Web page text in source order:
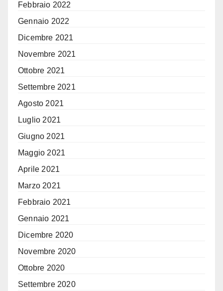
Febbraio 2022
Gennaio 2022
Dicembre 2021
Novembre 2021
Ottobre 2021
Settembre 2021
Agosto 2021
Luglio 2021
Giugno 2021
Maggio 2021
Aprile 2021
Marzo 2021
Febbraio 2021
Gennaio 2021
Dicembre 2020
Novembre 2020
Ottobre 2020
Settembre 2020